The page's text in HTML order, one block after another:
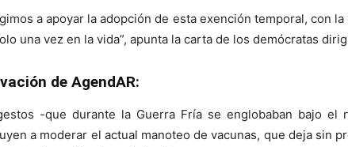
a apoyar la adopción de esta exención temporal, con
una vez en la vida”, apunta la carta de los demócratas
de AgendAR:
-que durante la Guerra Fría se englobaban bajo
a moderar el actual manoteo de vacunas, que deja sin